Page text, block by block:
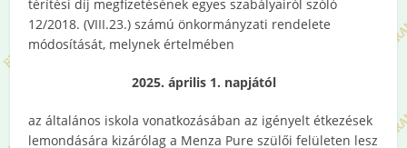
térítési díj megfizetésének egyes szabályairól szóló
12/2018. (VIII.23.) számú önkormányzati rendelete
módosítását, melynek értelmében
2025. április 1. napjától
az általános iskola vonatkozásában az igényelt étkezések
lemondására kizárólag a Menza Pure szülői felületen lesz